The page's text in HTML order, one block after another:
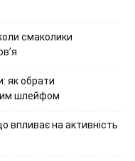
смаколики
як обрати
шлейфом
впливає на активність